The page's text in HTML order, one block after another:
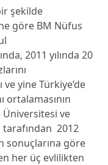
şekilde
göre BM Nüfus
2011 yılında 20
yine Türkiye’de
ortalamasının
ve
tarafından 2012
sonuçlarına göre
her üç evlilikten